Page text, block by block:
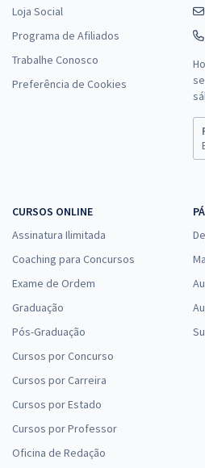
Loja Social
Programa de Afiliados
Trabalhe Conosco
Preferência de Cookies
CURSOS ONLINE
Assinatura Ilimitada
Coaching para Concursos
Exame de Ordem
Graduação
Pós-Graduação
Cursos por Concurso
Cursos por Carreira
Cursos por Estado
Cursos por Professor
Oficina de Redação